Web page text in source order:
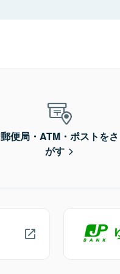
郵便局・ATM・ポストをさ
がす